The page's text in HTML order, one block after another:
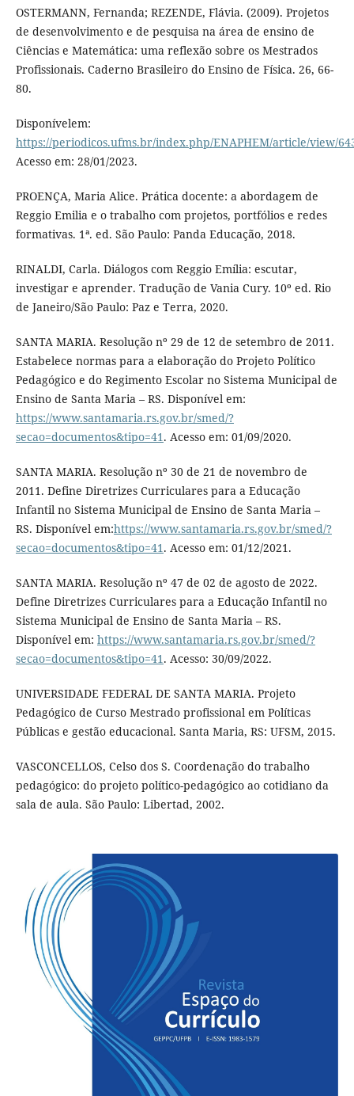
OSTERMANN, Fernanda; REZENDE, Flávia. (2009). Projetos
de desenvolvimento e de pesquisa na área de ensino de
Ciências e Matemática: uma reflexão sobre os Mestrados
Profissionais. Caderno Brasileiro do Ensino de Física. 26, 66-
80.
Disponívelem:
https://periodicos.ufms.br/index.php/ENAPHEM/article/view/
Acesso em: 28/01/2023.
PROENÇA, Maria Alice. Prática docente: a abordagem de
Reggio Emilia e o trabalho com projetos, portfólios e redes
formativas. 1ª. ed. São Paulo: Panda Educação, 2018.
RINALDI, Carla. Diálogos com Reggio Emília: escutar,
investigar e aprender. Tradução de Vania Cury. 10º ed. Rio
de Janeiro/São Paulo: Paz e Terra, 2020.
SANTA MARIA. Resolução nº 29 de 12 de setembro de 2011.
Estabelece normas para a elaboração do Projeto Político
Pedagógico e do Regimento Escolar no Sistema Municipal de
Ensino de Santa Maria – RS. Disponível em:
https://www.santamaria.rs.gov.br/smed/?
secao=documentos&tipo=41. Acesso em: 01/09/2020.
SANTA MARIA. Resolução nº 30 de 21 de novembro de
2011. Define Diretrizes Curriculares para a Educação
Infantil no Sistema Municipal de Ensino de Santa Maria –
RS. Disponível em:https://www.santamaria.rs.gov.br/smed/?
secao=documentos&tipo=41. Acesso em: 01/12/2021.
SANTA MARIA. Resolução nº 47 de 02 de agosto de 2022.
Define Diretrizes Curriculares para a Educação Infantil no
Sistema Municipal de Ensino de Santa Maria – RS.
Disponível em: https://www.santamaria.rs.gov.br/smed/?
secao=documentos&tipo=41. Acesso: 30/09/2022.
UNIVERSIDADE FEDERAL DE SANTA MARIA. Projeto
Pedagógico de Curso Mestrado profissional em Políticas
Públicas e gestão educacional. Santa Maria, RS: UFSM, 2015.
VASCONCELLOS, Celso dos S. Coordenação do trabalho
pedagógico: do projeto político-pedagógico ao cotidiano da
sala de aula. São Paulo: Libertad, 2002.